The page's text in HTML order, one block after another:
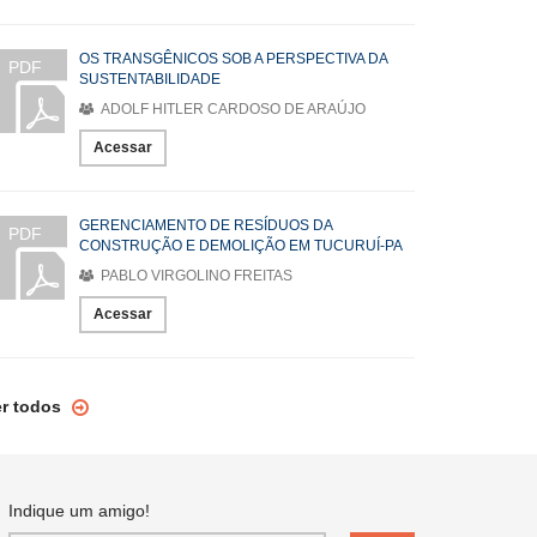
PDF
OS TRANSGÊNICOS SOB A PERSPECTIVA DA
SUSTENTABILIDADE
ADOLF HITLER CARDOSO DE ARAÚJO
Acessar
PDF
GERENCIAMENTO DE RESÍDUOS DA
CONSTRUÇÃO E DEMOLIÇÃO EM TUCURUÍ-PA
PABLO VIRGOLINO FREITAS
Acessar
todos
Indique um amigo!